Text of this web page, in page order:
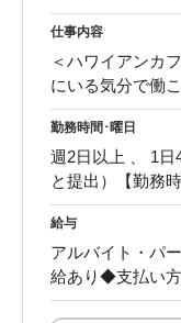
仕事内容
＜ハワイアンカ
にいる気分で働
勤務時間･曜日
週2日以上 、 1
と提出）【勤務
給与
アルバイト・パ
給あり◆支払い